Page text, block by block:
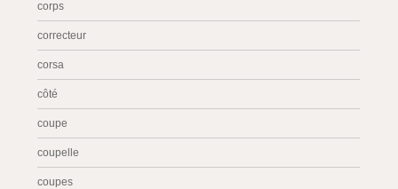
corps
correcteur
corsa
côté
coupe
coupelle
coupes